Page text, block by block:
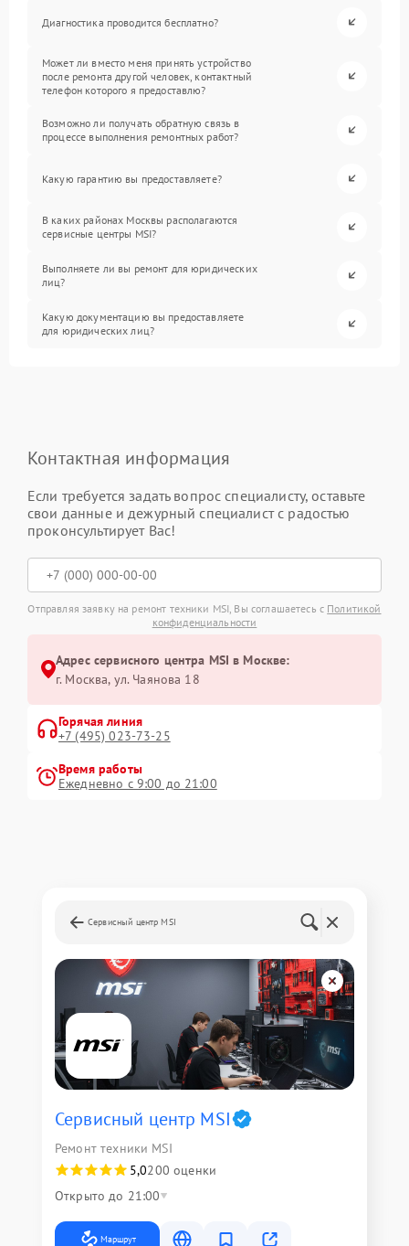
Диагностика проводится бесплатно?
Может ли вместо меня принять устройство
после ремонта другой человек, контактный
телефон которого я предоставлю?
Возможно ли получать обратную связь в
процессе выполнения ремонтных работ?
Какую гарантию вы предоставляете?
В каких районах Москвы располагаются
сервисные центры MSI?
Выполняете ли вы ремонт для юридических
лиц?
Какую документацию вы предоставляете
для юридических лиц?
Контактная информация
Если требуется задать вопрос специалисту, оставьте
свои данные и дежурный специалист с радостью
проконсультирует Вас!
Отправляя заявку на ремонт техники MSI, Вы соглашаетесь с Политикой
конфиденциальности
Адрес сервисного центра MSI в Москве:
г. Москва, ул. Чаянова 18
Горячая линия
+7 (495) 023-73-25
Время работы
Ежедневно с 9:00 до 21:00
Сервисный центр MSI
Сервисный центр MSI
Ремонт техники MSI
5,0200 оценки
Открыто до 21:00
Маршрут